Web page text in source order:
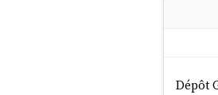
Dépôt